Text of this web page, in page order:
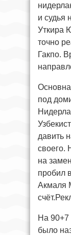
и судья
Уткира
точно
Гакпо.
под
давить
своего.
на
пробил
Акмаля
На 90+7
было